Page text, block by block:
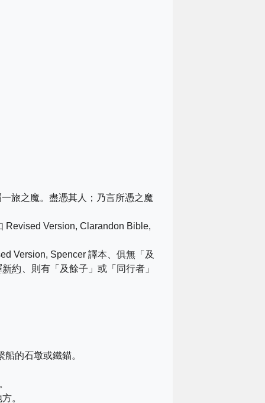
旅之魔。盡憑其人；乃言所憑之魔
Revised Version, Clarandon Bible,
Version, Spencer 譯本、俱無「及
新約
、則有「及餘子」或「同行者」
的石墩或鐵錨。
。